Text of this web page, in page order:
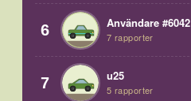
6 Användare #6042
7 rapporter
7 u25
5 rapporter